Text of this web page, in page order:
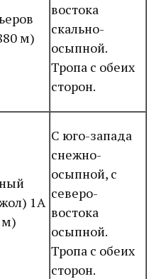
м)
востока
скально-
осыпной.
Тропа с обеих
сторон.
1А
м)
С юго-запада
снежно-
осыпной, с
северо-
востока
осыпной.
Тропа с обеих
сторон.